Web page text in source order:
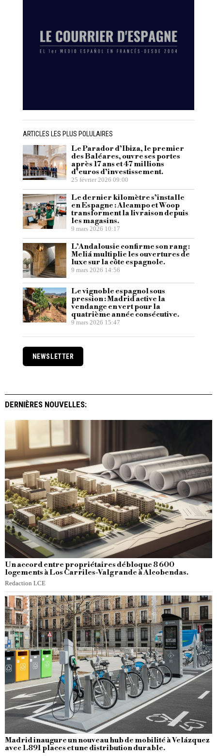
ARTICLES LES PLUS POLULAIRES
Le Parador d’Ibiza, le premier
des Baléares, ouvre ses portes
après 17 ans et 47 millions
d’euros d’investissement.
25 février 2026 09:00
Le dernier kilomètre s’installe
en Espagne : Alcampo et Woop
transforment la livraison depuis
les magasins.
9 mars 2026 10:17
L’Andalousie confirme son rang :
Meliá multiplie les ouvertures de
luxe sur la côte espagnole.
9 mars 2026 14:56
Le vignoble espagnol sous
pression : Madrid active la
vendange en vert pour la
quatrième année consécutive.
9 mars 2026 15:47
NEWSLETTER
DERNIÈRES NOUVELLES:
Un accord entre propriétaires débloque 8 600
logements à Los Carriles-Valgrande à Alcobendas.
Redaction LCE
Madrid inaugure un nouveau hub de mobilité à Velázquez
avec 1.891 places et une distribution durable.